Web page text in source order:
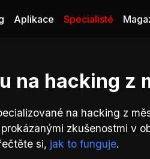
Aplikace Specialisté
na hacking z
na hacking z
zkušenostmi v
si, jak to funguje.